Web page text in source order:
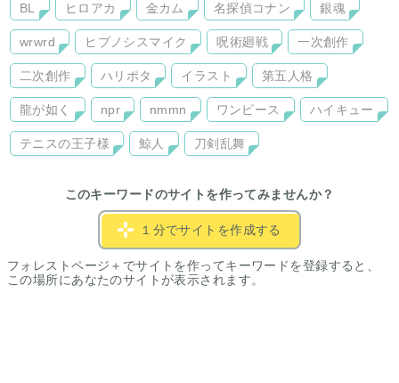
BL ヒロアカ 金カム 名探偵コナン 銀魂
wrwrd ヒプノシスマイク 呪術廻戦 一次創作
二次創作 ハリポタ イラスト 第五人格
龍が如く npr nmmn ワンピース ハイキュー
テニスの王子様 鯨人 刀剣乱舞
このキーワードのサイトを作ってみませんか？
１分でサイトを作成する
フォレストページ＋でサイトを作ってキーワードを登録すると、
この場所にあなたのサイトが表示されます。